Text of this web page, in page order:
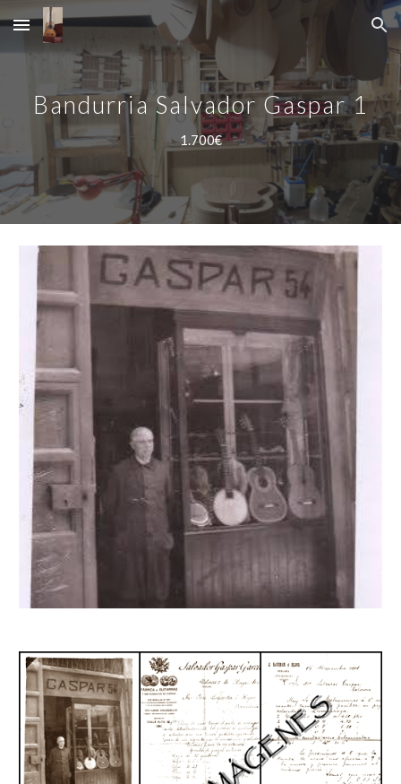
Skip to main content Skip to navigation
Bandurria Salvador Gaspar 1
1.700€